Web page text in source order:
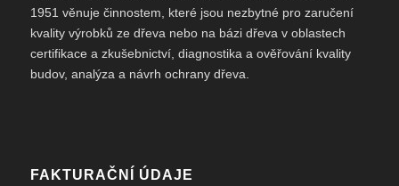
1951 věnuje činnostem, které jsou nezbytné pro zaručení
kvality výrobků ze dřeva nebo na bázi dřeva v oblastech
certifikace a zkušebnictví, diagnostika a ověřování kvality
budov, analýza a návrh ochrany dřeva.
FAKTURAČNÍ ÚDAJE